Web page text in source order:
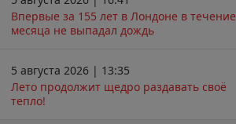
Впервые за 155 лет в Лондоне в течение
месяца не выпадал дождь
5 августа 2026 | 13:35
Лето продолжит щедро раздавать своё
тепло!